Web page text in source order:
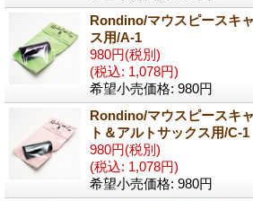
Rondino/マウスピースキ
ス用/A-1
980円(税別)
(税込: 1,078円)
希望小売価格: 980円
Rondino/マウスピースキ
ト＆アルトサックス用/C-1
980円(税別)
(税込: 1,078円)
希望小売価格: 980円